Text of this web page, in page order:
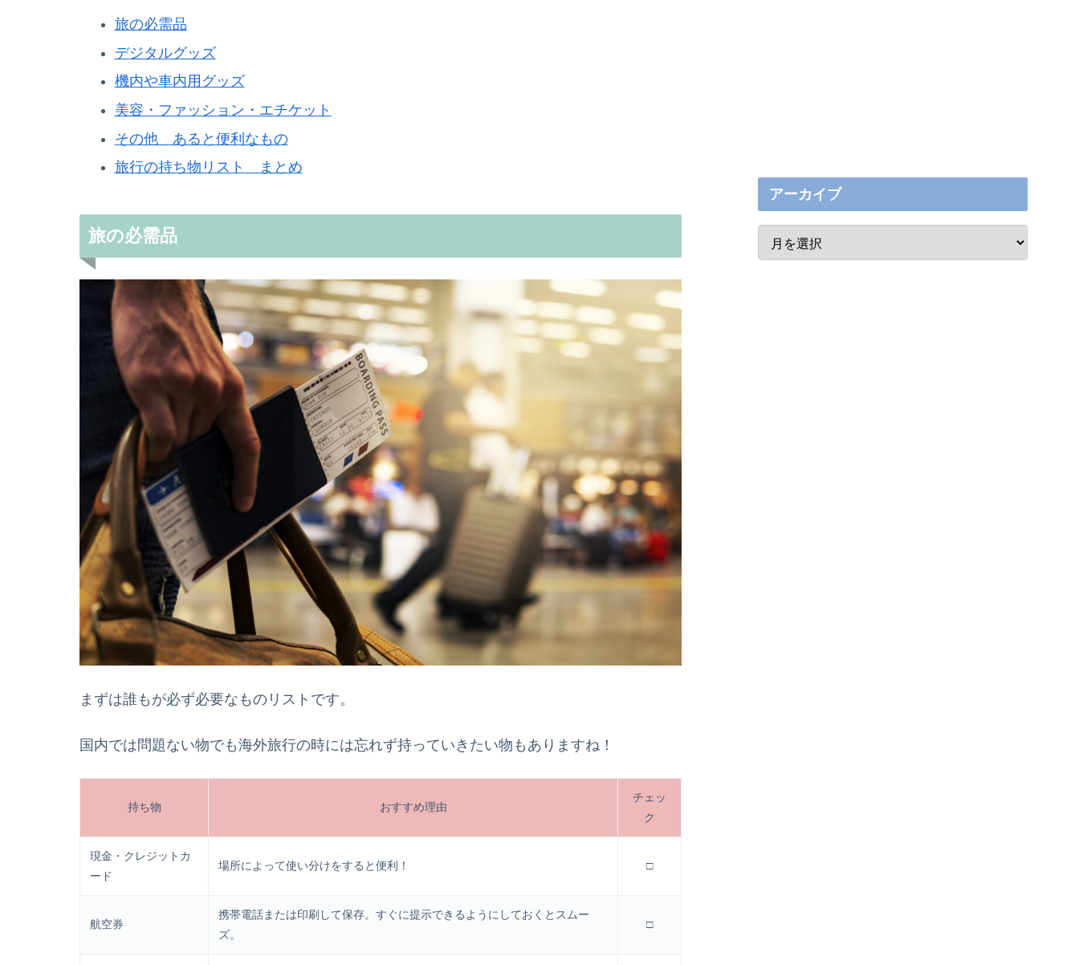
旅の必需品
デジタルグッズ
機内や車内用グッズ
美容・ファッション・エチケット
その他 あると便利なもの
旅行の持ち物リスト まとめ
旅の必需品
まずは誰もが必ず必要なものリストです。
国内では問題ない物でも海外旅行の時には忘れず持っていきたい物もありますね！
持ち物 おすすめ理由
チェッ
ク
現金・クレジットカ
ード
場所によって使い分けをすると便利！ □
航空券
携帯電話または印刷して保存。すぐに提示できるようにしておくとスムー
ズ。
□
アーカイブ